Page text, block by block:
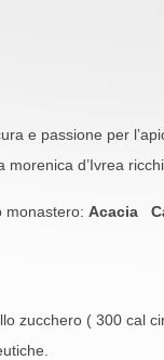
e passione per
d’Ivrea
monastero: Acacia
zucchero ( 300 cal